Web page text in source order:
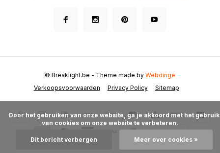
Verkoopsvoorwaarden Privacy Policy Sitemap
© Breaklight.be - Theme made by Webdinge
van cookies om onze website te verbeteren.
Dit bericht verbergen Meer over cookies »